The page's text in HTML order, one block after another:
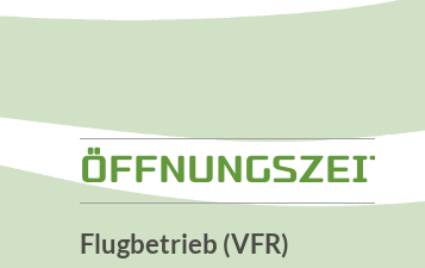
ÖFFNUNGSZEITEN
Flugbetrieb (VFR)